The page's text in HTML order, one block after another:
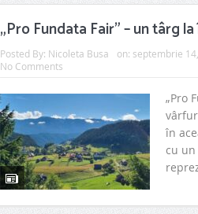
„Pro Fundata Fair” – un târg
Posted By: Nicoleta Busa on: septembrie
No Comments
„Pro
în
cu